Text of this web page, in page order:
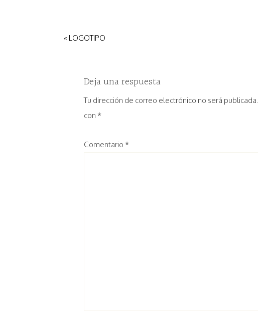
« LOGOTIPO
Deja una respuesta
Tu dirección de correo electrónico no será publicada.
con *
Comentario *